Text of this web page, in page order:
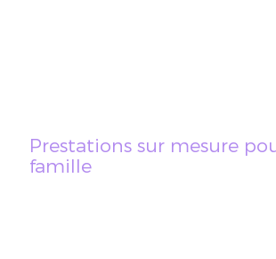
Prestations sur mesure
famille